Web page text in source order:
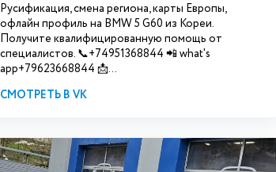
Русификация, смена региона, карты Европы,
офлайн профиль на BMW 5 G60 из Кореи.
Получите квалифицированную помощь от
специалистов. 📞+74951368844 📲 what's
app+79623668844 📩...
СМОТРЕТЬ В VK